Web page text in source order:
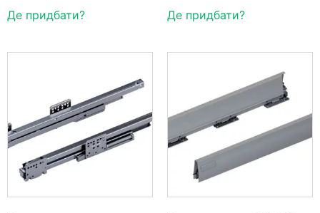
Де придбати? Де придбати?